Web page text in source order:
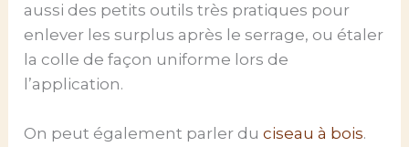
aussi des petits outils très pratiques pour
enlever les surplus après le serrage, ou étaler
la colle de façon uniforme lors de
l’application.
On peut également parler duciseau à bois.